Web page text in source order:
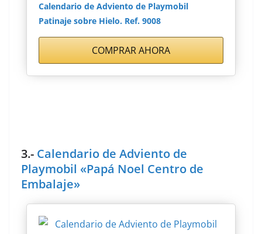
Calendario de Adviento de Playmobil
Patinaje sobre Hielo. Ref. 9008
COMPRAR AHORA
3.- Calendario de Adviento de
Playmobil «Papá Noel Centro de
Embalaje»